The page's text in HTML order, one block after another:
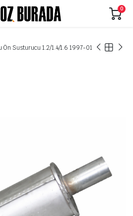
0
Susturucu 1.2/1.4/1.6 1997-01